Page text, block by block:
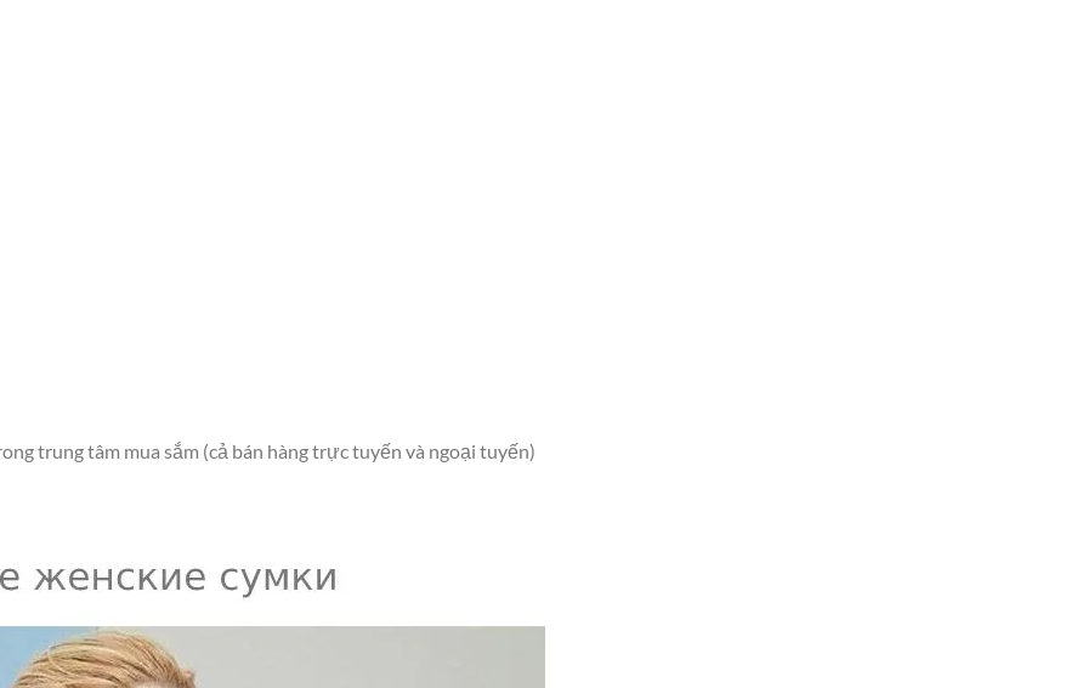
trung tâm mua sắm (cả bán hàng trực tuyến và ngoại tuyến)